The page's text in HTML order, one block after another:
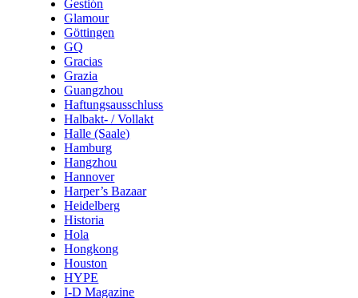
Gestión
Glamour
Göttingen
GQ
Gracias
Grazia
Guangzhou
Haftungsausschluss
Halbakt- / Vollakt
Halle (Saale)
Hamburg
Hangzhou
Hannover
Harper’s Bazaar
Heidelberg
Historia
Hola
Hongkong
Houston
HYPE
I-D Magazine